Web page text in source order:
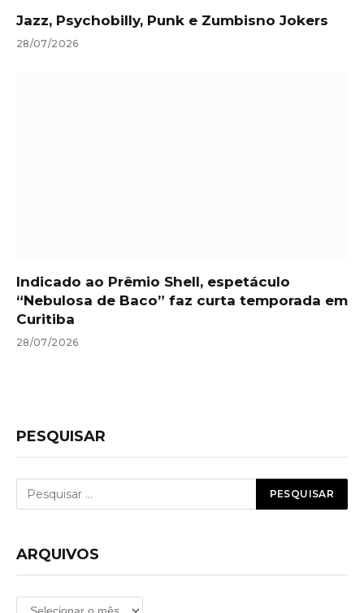
Jazz, Psychobilly, Punk e Zumbisno Jokers
28/07/2026
Indicado ao Prêmio Shell, espetáculo
“Nebulosa de Baco” faz curta temporada em
Curitiba
28/07/2026
PESQUISAR
ARQUIVOS
Arquivos